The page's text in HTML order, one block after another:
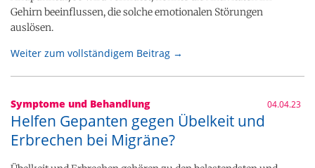
Gehirn beeinflussen, die solche emotionalen Störungen
auslösen.
Weiter zum vollständigem Beitrag →
Symptome und Behandlung 04.04.23
Helfen Gepanten gegen Übelkeit und
Erbrechen bei Migräne?